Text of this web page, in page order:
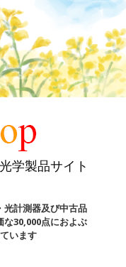
学製品サイト
光計測器及び中古品
な30,000点におよぶ
います